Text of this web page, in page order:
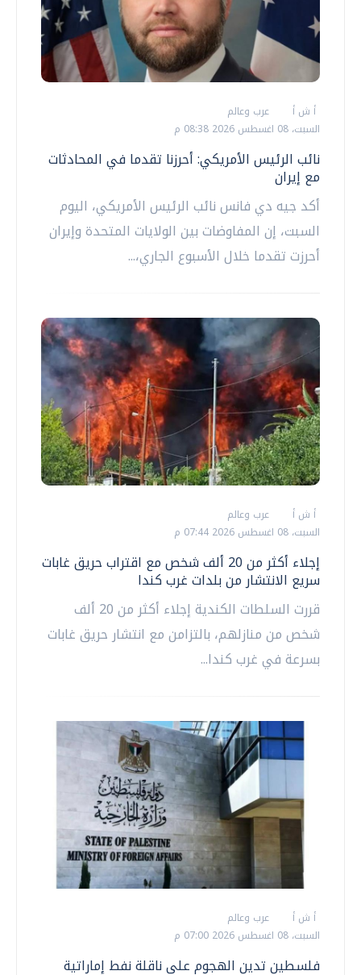
أ ش أ
عرب وعالم
السبت، 08 اغسطس 2026 08:38 م
نائب الرئيس الأمريكي: أحرزنا تقدما في المحادثات
مع إيران
أكد جيه دي فانس نائب الرئيس الأمريكي، اليوم
السبت، إن المفاوضات بين الولايات المتحدة وإيران
أحرزت تقدما خلال الأسبوع الجاري،...
أ ش أ
عرب وعالم
السبت، 08 اغسطس 2026 07:44 م
إجلاء أكثر من 20 ألف شخص مع اقتراب حريق غابات
سريع الانتشار من بلدات غرب كندا
قررت السلطات الكندية إجلاء أكثر من 20 ألف
شخص من منازلهم، بالتزامن مع انتشار حريق غابات
بسرعة في غرب كندا...
أ ش أ
عرب وعالم
السبت، 08 اغسطس 2026 07:00 م
فلسطين تدين الهجوم على ناقلة نفط إماراتية